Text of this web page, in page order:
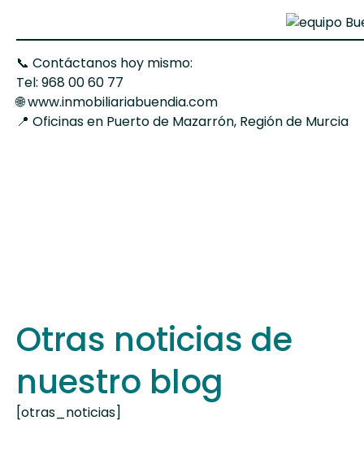
📞 Contáctanos hoy mismo:
Tel: 968 00 60 77
🌐www.inmobiliariabuendia.com
📍 Oficinas en Puerto de Mazarrón, Región de Murcia
Otras noticias de
nuestro blog
[otras_noticias]